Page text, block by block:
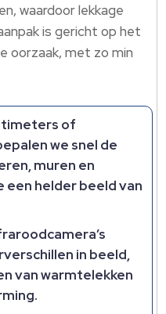
waardoor lekkage
is gericht op het
oorzaak, met zo min
of
we snel de
muren en
een helder beeld van
in beeld,
van warmtelekken